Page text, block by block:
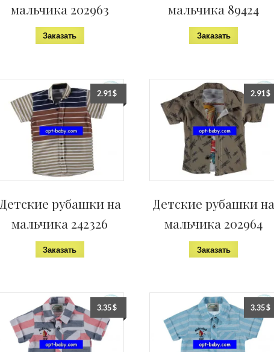
мальчика 202963
Заказать
мальчика 89424
Заказать
Детские рубашки на
мальчика 242326
2.91$
Заказать
Детские рубашки на
мальчика 202964
2.91$
Заказать
3.35$ 3.35$